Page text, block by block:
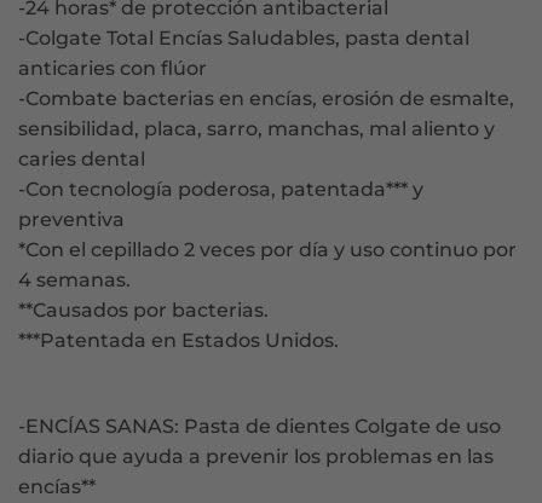
-24 horas* de protección antibacterial
-Colgate Total Encías Saludables, pasta dental
anticaries con flúor
-Combate bacterias en encías, erosión de esmalte,
sensibilidad, placa, sarro, manchas, mal aliento y
caries dental
-Con tecnología poderosa, patentada*** y
preventiva
*Con el cepillado 2 veces por día y uso continuo por
4 semanas.
**Causados por bacterias.
***Patentada en Estados Unidos.
-ENCÍAS SANAS: Pasta de dientes Colgate de uso
diario que ayuda a prevenir los problemas en las
encías**